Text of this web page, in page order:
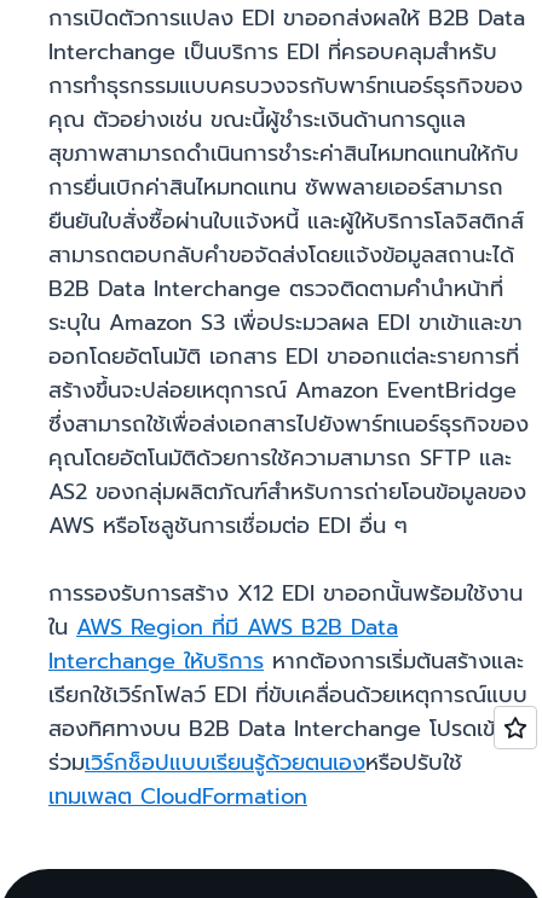
การเปิดตัวการแปลง EDI ขาออกส่งผลให้ B2B Data
Interchange เป็นบริการ EDI ที่ครอบคลุมสำหรับ
การทำธุรกรรมแบบครบวงจรกับพาร์ทเนอร์ธุรกิจของ
คุณ ตัวอย่างเช่น ขณะนี้ผู้ชำระเงินด้านการดูแล
สุขภาพสามารถดำเนินการชำระค่าสินไหมทดแทนให้กับ
การยื่นเบิกค่าสินไหมทดแทน ซัพพลายเออร์สามารถ
ยืนยันใบสั่งซื้อผ่านใบแจ้งหนี้ และผู้ให้บริการโลจิสติกส์
สามารถตอบกลับคำขอจัดส่งโดยแจ้งข้อมูลสถานะได้
B2B Data Interchange ตรวจติดตามคำนำหน้าที่
ระบุใน Amazon S3 เพื่อประมวลผล EDI ขาเข้าและขา
ออกโดยอัตโนมัติ เอกสาร EDI ขาออกแต่ละรายการที่
สร้างขึ้นจะปล่อยเหตุการณ์ Amazon EventBridge
ซึ่งสามารถใช้เพื่อส่งเอกสารไปยังพาร์ทเนอร์ธุรกิจของ
คุณโดยอัตโนมัติด้วยการใช้ความสามารถ SFTP และ
AS2 ของกลุ่มผลิตภัณฑ์สำหรับการถ่ายโอนข้อมูลของ
AWS หรือโซลูชันการเชื่อมต่อ EDI อื่น ๆ
การรองรับการสร้าง X12 EDI ขาออกนั้นพร้อมใช้งาน
ใน AWS Region ที่มี AWS B2B Data
Interchange ให้บริการ หากต้องการเริ่มต้นสร้างและ
เรียกใช้เวิร์กโฟลว์ EDI ที่ขับเคลื่อนด้วยเหตุการณ์แบบ
สองทิศทางบน B2B Data Interchange โปรดเข้า
ร่วมเวิร์กช็อปแบบเรียนรู้ด้วยตนเองหรือปรับใช้
เทมเพลต CloudFormation